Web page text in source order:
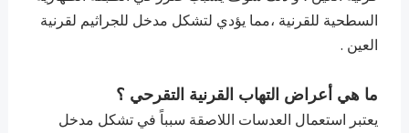
السطحية للقرنية ،مما يؤدي لتشكل مدخل للجراثيم لقرنية
العين .
ما هي أعراض التهاب القرنية التقرحي ؟
يعتبر استعمال العدسات اللاصقة سبباً في تشكل مدخل